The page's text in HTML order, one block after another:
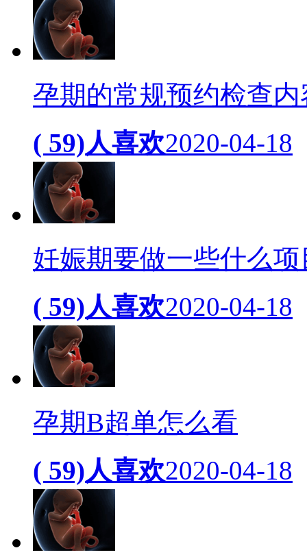
孕期的常规预约检查内
( 59)人喜欢2020-04-18
妊娠期要做一些什么
( 59)人喜欢2020-04-18
孕期B超单怎么看
( 59)人喜欢2020-04-18